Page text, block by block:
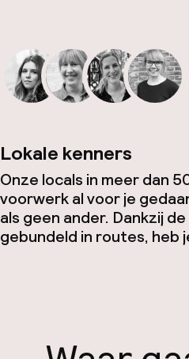
Lokale kenners
Onze locals in meer dan
voorwerk al voor je
als geen ander. Dankzij
gebundeld in routes, heb